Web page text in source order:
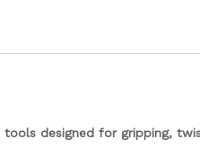
designed for gripping,